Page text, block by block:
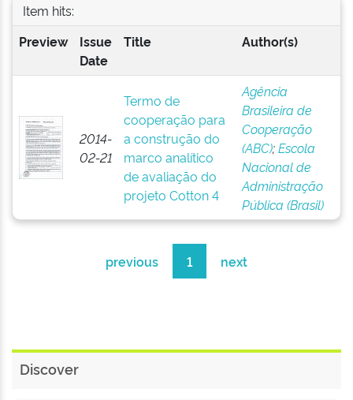
Item hits:
Preview
Issue
Date
Title Author(s)
2014-
02-21
Termo de
cooperação para
a construção do
marco analítico
de avaliação do
projeto Cotton 4
Agência
Brasileira de
Cooperação
(ABC);Escola
Nacional de
Administração
Pública (Brasil)
previous 1 next
Discover